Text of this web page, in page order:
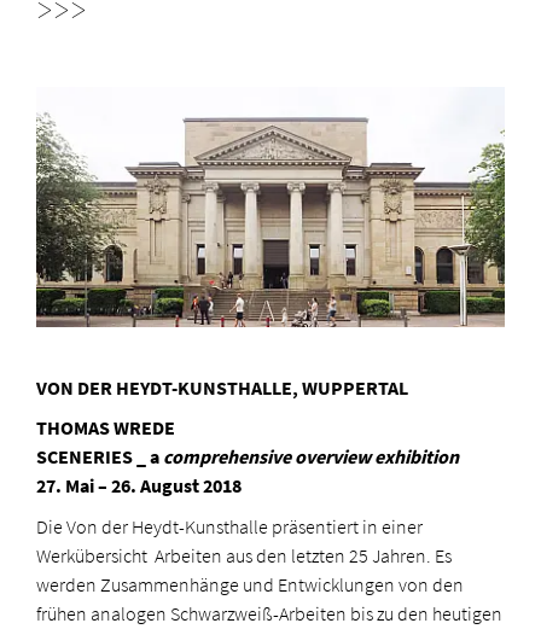
>>>
VON DER HEYDT-KUNSTHALLE, WUPPERTAL
THOMAS WREDE
SCENERIES _ acomprehensive overview exhibition
27. Mai – 26. August 2018
Die Von der Heydt-Kunsthalle präsentiert in einer
Werkübersicht Arbeiten aus den letzten 25 Jahren. Es
werden Zusammenhänge und Entwicklungen von den
frühen analogen Schwarzweiß-Arbeiten bis zu den heutigen